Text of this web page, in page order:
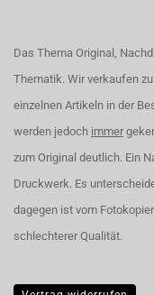
Das Thema Original,
Thematik. Wir verkaufen
einzelnen Artikeln in der
werden jedoch immer
zum Original deutlich. Ein
Druckwerk. Es
dagegen ist vom
schlechterer Qualität.